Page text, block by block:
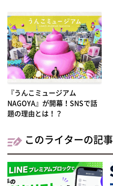
『うんこミュージアム
NAGOYA』が開幕！SNSで話
題の理由とは！？
このライターの記事